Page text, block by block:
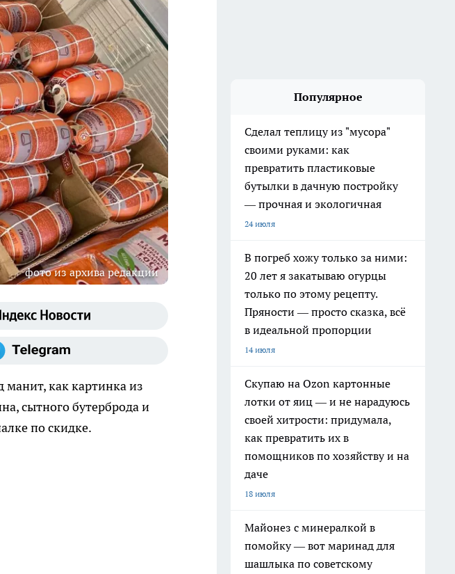
фото из архива редакции
как картинка из
сытного бутерброда и
по скидке.
Популярное
Сделал теплицу из "мусора"
своими руками: как
превратить пластиковые
бутылки в дачную постройку
— прочная и экологичная
24 июля
В погреб хожу только за ними:
20 лет я закатываю огурцы
только по этому рецепту.
Пряности — просто сказка, всё
в идеальной пропорции
14 июля
Скупаю на Ozon картонные
лотки от яиц — и не нарадуюсь
своей хитрости: придумала,
как превратить их в
помощников по хозяйству и на
даче
18 июля
Майонез с минералкой в
помойку — вот маринад для
шашлыка по советскому